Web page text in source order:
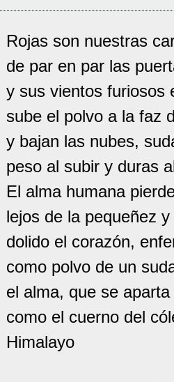
Rojas son nuestras
de par en par las
y sus vientos furiosos
sube el polvo a la faz
y bajan las nubes,
peso al subir y duras
El alma humana
lejos de la pequeñez
dolido el corazón,
como polvo de un
el alma, que se
como el cuerno del
Himalayo